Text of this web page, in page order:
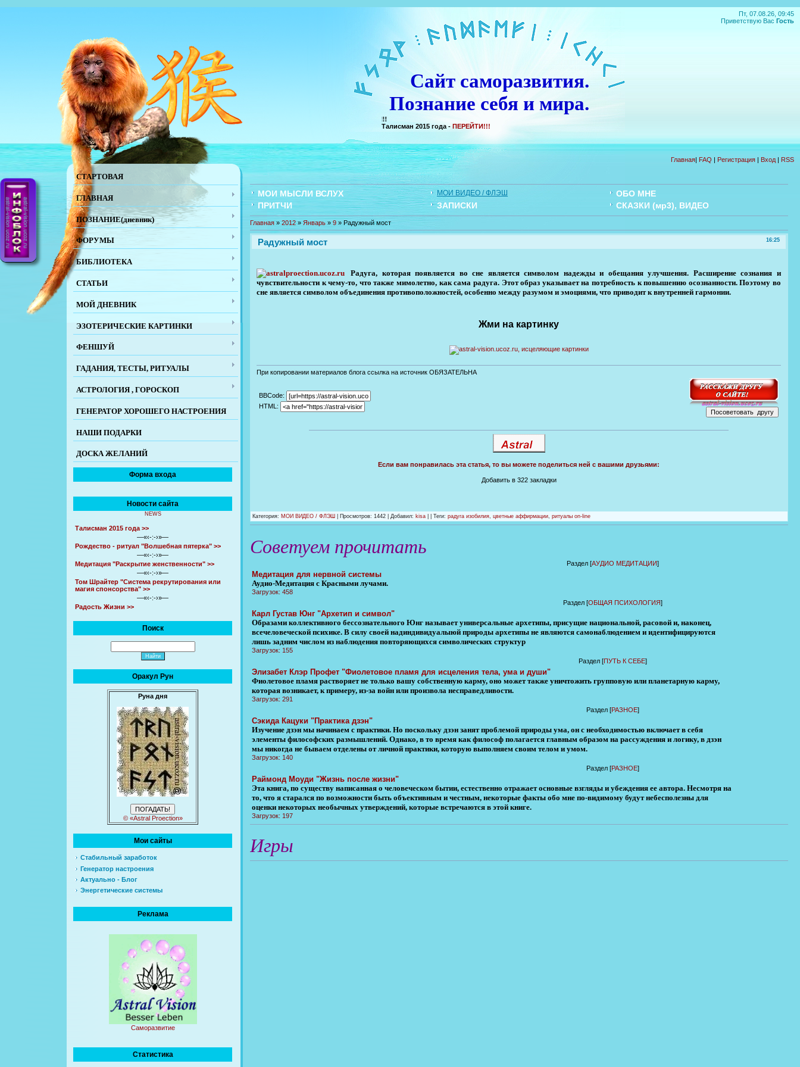
Пт, 07.08.26, 09:45
Приветствую Вас Гость
Сайт саморазвития.
Познание себя и мира.
Талисман 2015 года - ПЕРЕЙТИ!!!
Главная| FAQ | Регистрация | Вход | RSS
СТАРТОВАЯ
ГЛАВНАЯ
ПОЗНАНИЕ(дневник)
ФОРУМЫ
БИБЛИОТЕКА
СТАТЬИ
МОЙ ДНЕВНИК
ЭЗОТЕРИЧЕСКИЕ КАРТИНКИ
ФЕНШУЙ
ГАДАНИЯ, ТЕСТЫ, РИТУАЛЫ
АСТРОЛОГИЯ , ГОРОСКОП
ГЕНЕРАТОР ХОРОШЕГО НАСТРОЕНИЯ
НАШИ ПОДАРКИ
ДОСКА ЖЕЛАНИЙ
Форма входа
Новости сайта
NEWS
Талисман 2015 года >>
—«‹-:-›»—
Рождество - ритуал "Волшебная пятерка" >>
—«‹-:-›»—
Медитация "Раскрытие женственности" >>
—«‹-:-›»—
Том Шрайтер "Система рекрутирования или
магия спонсорства" >>
—«‹-:-›»—
Радость Жизни >>
Поиск
Оракул Рун
Руна дня
© «Astral Proection»
Мои сайты
Стабильный заработок
Генератор настроения
Актуально - Блог
Энергетические системы
Реклама
Саморазвитие
Статистика
МОИ МЫСЛИ ВСЛУХ МОИ ВИДЕО / ФЛЭШ
ОБО МНЕ
ПРИТЧИ
ЗАПИСКИ СКАЗКИ (мр3), ВИДЕО
Главная»2012 » Январь » 9 » Радужный мост
16:25
Радужный мост
Радуга, которая появляется во сне является символом надежды и обещания улучшения. Расширение сознания и
чувствительности к чему-то, что также мимолетно, как сама радуга. Этот образ указывает на потребность к повышению осознанности. Поэтому во
сне является символом объединения противоположностей, особенно между разумом и эмоциями, что приводит к внутренней гармонии.
Жми на картинку
При копировании материалов блога ссылка на источник ОБЯЗАТЕЛЬНА
BBCode:
HTML:
Если вам понравилась эта статья, то вы можете поделиться ней с вашими друзьями:
Добавить в 322 закладки
Категория: МОИ ВИДЕО / ФЛЭШ Просмотров: 1442 | Добавил: kisa Теги: радуга изобилия цветные аффирмации ритуалы on-line
Советуем прочитать
Раздел [АУДИО МЕДИТАЦИИ]
Медитация для нервной системы
Аудио-Медитация с Красными лучами.
Загрузок: 458
Раздел [ОБЩАЯ ПСИХОЛОГИЯ]
Карл Густав Юнг "Архетип и символ"
Образами коллективного бессознательного Юнг называет универсальные архетипы, присущие национальной, расовой и, наконец,
всечеловеческой психике. В силу своей надиндивидуалыюй природы архетипы не являются самонаблюдением и идентифицируются
лишь задним числом из наблюдения повторяющихся символических структур
Загрузок: 155
Раздел [ПУТЬ К СЕБЕ]
Элизабет Клэр Профет "Фиолетовое пламя для исцеления тела, ума и души"
Фиолетовое пламя растворяет не только вашу собственную карму, оно может также уничтожить групповую или планетарную карму,
которая возникает, к примеру, из-за войн или произвола несправедливости.
Загрузок: 291
Раздел [РАЗНОЕ]
Сэкида Кацуки "Практика дзэн"
Изучение дзэн мы начинаем с практики. Но поскольку дзэн занят проблемой природы ума, он с необходимостью включает в себя
элементы философских размышлений. Однако, в то время как философ полагается главным образом на рассуждения и логику, в дзэн
мы никогда не бываем отделены от личной практики, которую выполняем своим телом и умом.
Загрузок: 140
Раздел [РАЗНОЕ]
Раймонд Моуди "Жизнь после жизни"
Эта книга, по существу написанная о человеческом бытии, естественно отражает основные взгляды и убеждения ее автора. Несмотря на
то, что я старался по возможности быть объективным и честным, некоторые факты обо мне по-видимому будут небесполезны для
оценки некоторых необычных утверждений, которые встречаются в этой книге.
Загрузок: 197
Игры